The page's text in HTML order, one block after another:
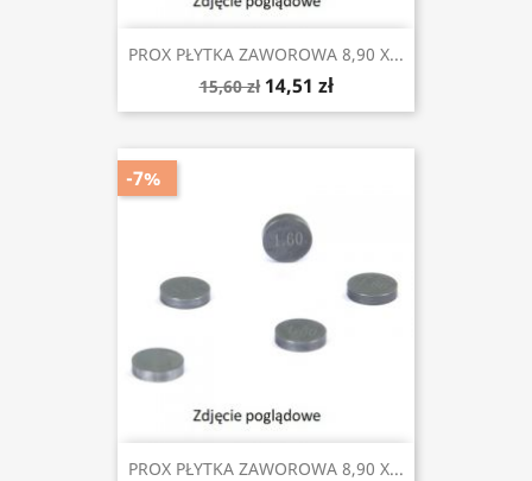
PROX PŁYTKA ZAWOROWA 8,90 X...
15,60 zł 14,51 zł
PROX PŁYTKA ZAWOROWA 8,90 X...
-7%